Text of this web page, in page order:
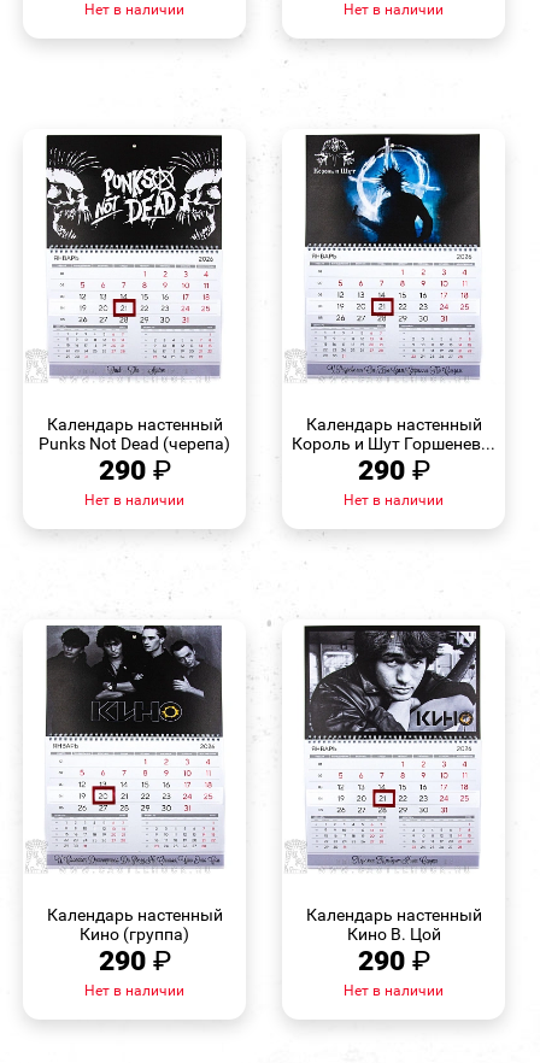
Нет в наличии Нет в наличии
Календарь настенный
Punks Not Dead (черепа)
290 ₽
Нет в наличии
Календарь настенный
Король и Шут Горшенев...
290 ₽
Нет в наличии
Календарь настенный
Кино (группа)
290 ₽
Нет в наличии
Календарь настенный
Кино В. Цой
290 ₽
Нет в наличии